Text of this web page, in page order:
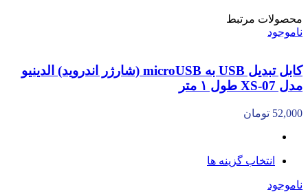
محصولات مرتبط
ناموجود
کابل تبدیل USB به microUSB (شارژر اندروید) الدینیو
مدل XS-07 طول ۱ متر
52,000 تومان
انتخاب گزینه ها
ناموجود